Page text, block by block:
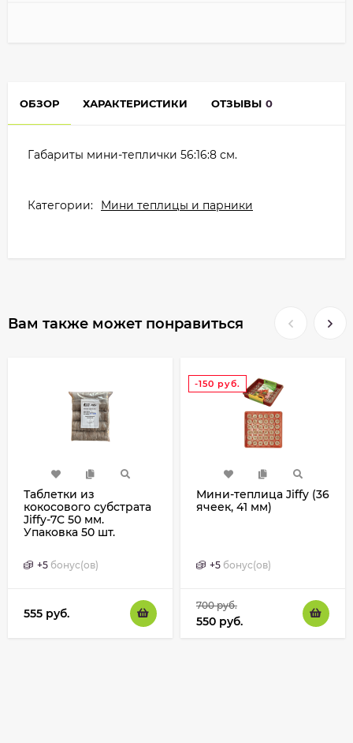
ОБЗОР ХАРАКТЕРИСТИКИ ОТЗЫВЫ 0
Габариты мини-теплички 56:16:8 см.
Категории: Мини теплицы и парники
Вам также может понравиться
Таблетки из
кокосового субстрата
Jiffy-7C 50 мм.
Упаковка 50 шт.
+5 бонус(ов)
555 руб.
-150 руб.
Мини-теплица Jiffy (36
ячеек, 41 мм)
+5 бонус(ов)
700руб.
550 руб.